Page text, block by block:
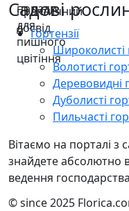
Садові
Гортензії
Широколисті
Волотисті
Деревовидні
Дуболисті
Пильчасті
Вітаємо на порталі з
знайдете абсолютно
ведення
© since 2025